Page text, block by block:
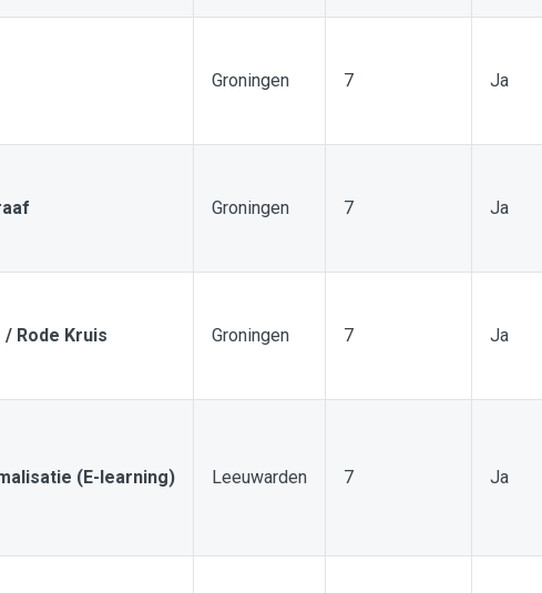
Groningen 7 Ja
Groningen 7 Ja
/ Rode Kruis Groningen 7 Ja
(E-learning) Leeuwarden 7 Ja